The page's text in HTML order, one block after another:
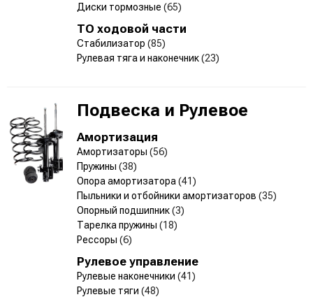
Диски тормозные (65)
ТО ходовой части
Стабилизатор (85)
Рулевая тяга и наконечник(23)
Подвеска и Рулевое
Амортизация
Амортизаторы (56)
Пружины (38)
Опора амортизатора (41)
Пыльники и отбойники амортизаторов (35)
Опорный подшипник(3)
Тарелка пружины (18)
Рессоры (6)
Рулевое управление
Рулевые наконечники (41)
Рулевые тяги (48)